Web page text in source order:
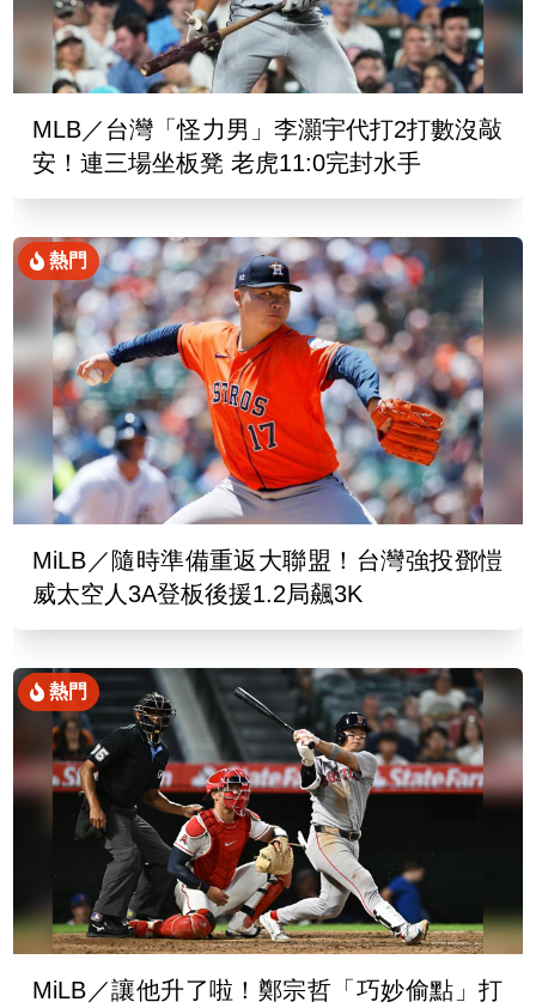
MLB／台灣「怪力男」李灝宇代打2打數沒敲
安！連三場坐板凳 老虎11:0完封水手
熱門
MiLB／隨時準備重返大聯盟！台灣強投鄧愷
威太空人3A登板後援1.2局飆3K
熱門
MiLB／讓他升了啦！鄭宗哲「巧妙偷點」打